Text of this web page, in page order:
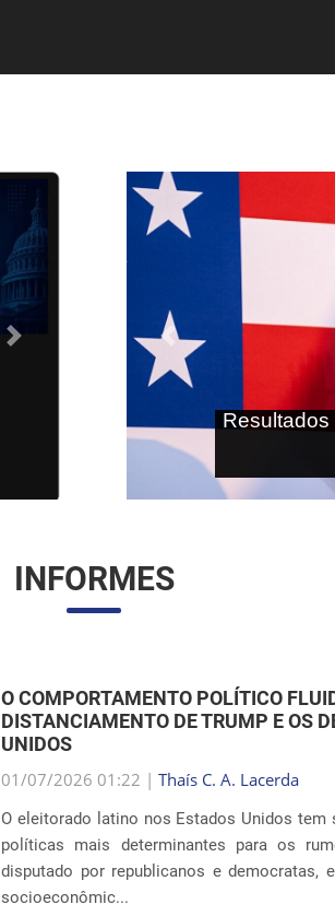
Próximo
As terras
Anterior
INFORMES
O RETORNO DAS SEPARAÇÕES
IMIGRAÇÃO DOS EUA
01/07/2026 00:59 |
O debate em torno das políticas de
dramáticos com as revelações sobre a
interior do país. Oito anos após os
Continue Lendo...